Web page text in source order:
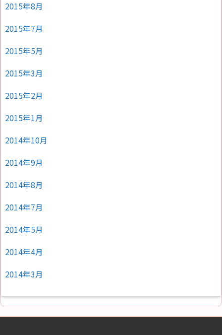
2015年8月
2015年7月
2015年5月
2015年3月
2015年2月
2015年1月
2014年10月
2014年9月
2014年8月
2014年7月
2014年5月
2014年4月
2014年3月